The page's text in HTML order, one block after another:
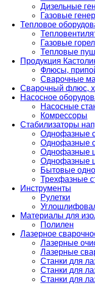
Дизельные
Газовые
Тепловое
Газовые
Тепловые
Продукция
Флюсы,
Сварочные
Сварочный флюс,
Насосное
Насосные
Комрессоры
Стабилизаторы
Однофазные
Однофазные
Однофазные
Однофазные
Бытовые
Трехфазные
Инструменты
Рулетки
Материалы для
Полилен
Лазерное
Лазерные
Лазерные
Станки для
Станки для
Станки для